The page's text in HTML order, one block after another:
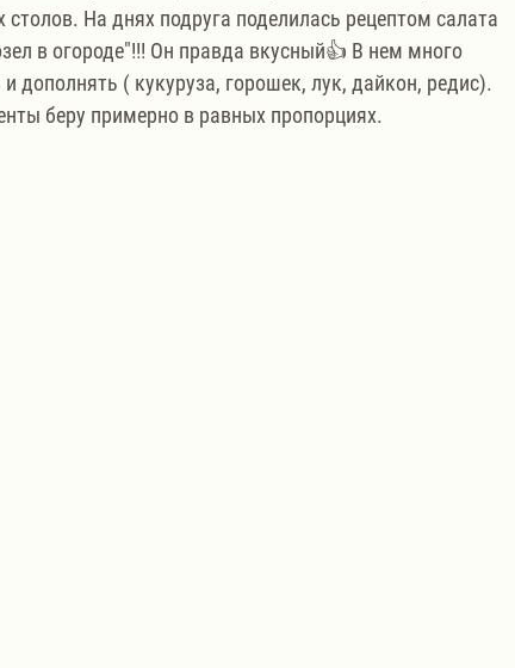
На днях подруга поделилась рецептом салата
в огороде"!!! Он правда вкусный👍 В нем много
( кукуруза, горошек, лук, дайкон, редис).
беру примерно в равных пропорциях.